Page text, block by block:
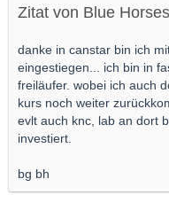
Zitat von Blue
danke in canstar bin ich
eingestiegen... ich bin in
freiläufer. wobei ich auch
kurs noch weiter
evlt auch knc, lab an dort
investiert.
bg bh